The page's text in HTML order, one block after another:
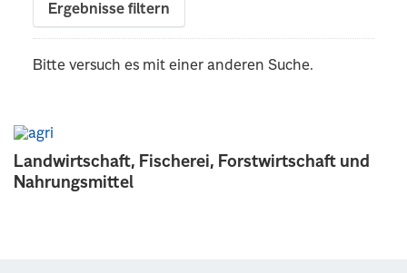
Landwirtschaft, Fischerei, Forstwirtschaft und
Nahrungsmittel
Ergebnisse filtern
Bitte versuch es mit einer anderen Suche.